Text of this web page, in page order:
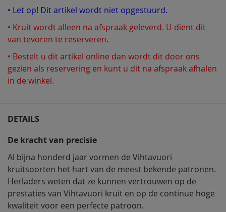
• Let op! Dit artikel wordt niet opgestuurd.
• Kruit wordt alleen na afspraak geleverd. U dient dit
van tevoren te reserveren.
• Bestelt u dit artikel online dan wordt dit door ons
gezien als reservering en kunt u dit na afspraak afhalen
in de winkel.
DETAILS
De kracht van precisie
Al bijna honderd jaar vormen de Vihtavuori
kruitsoorten het hart van de meest bekende patronen.
Herladers weten dat ze kunnen vertrouwen op de
prestaties van Vihtavuori kruit en op de continue hoge
kwaliteit voor een perfecte patroon.